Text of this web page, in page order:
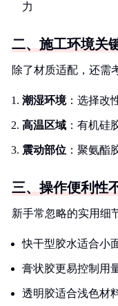
力
二、施工环境关
除了材质适配，还需
潮湿环境：选择改
高温区域 ：有机硅
震动部位 ：聚氨酯
三、操作便利性
新手常忽略的实用细
快干型胶水适合小
膏状胶更易控制用
透明胶适合浅色材